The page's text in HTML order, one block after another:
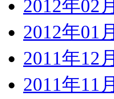
2012年02月
2012年01月
2011年12月
2011年11月